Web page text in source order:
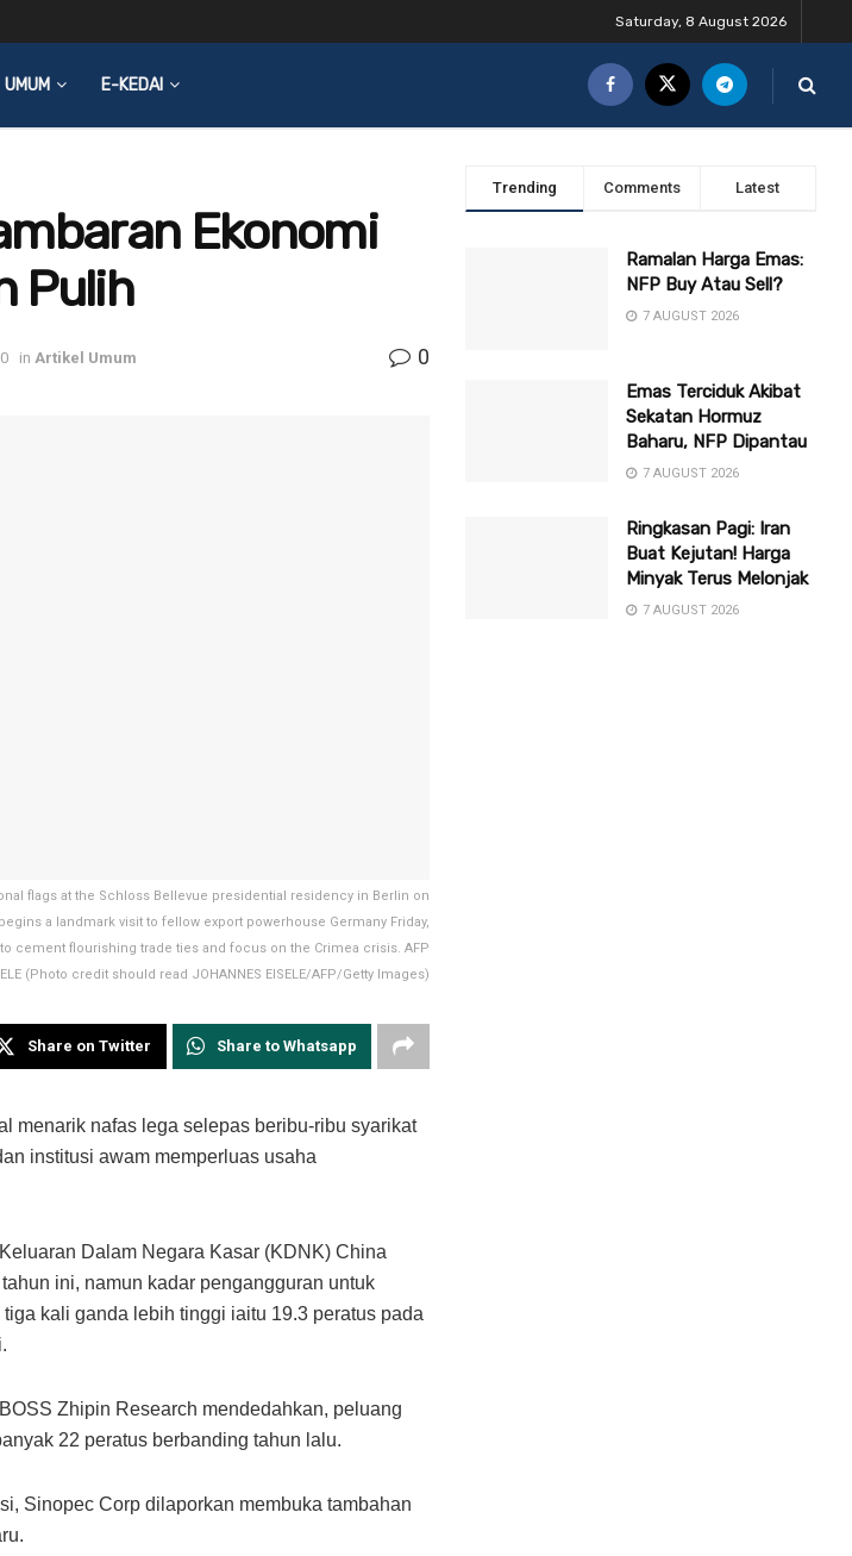
Saturday, 8 August 2026
UMUM E-KEDAI
Ekonomi
Pulih
in Artikel Umum 0
flags at the Schloss Bellevue presidential residency in Berlin on
a landmark visit to fellow export powerhouse Germany Friday,
cement flourishing trade ties and focus on the Crimea crisis. AFP
(Photo credit should read JOHANNES EISELE/AFP/Getty Images)
Share on Twitter Share to Whatsapp
menarik nafas lega selepas beribu-ribu syarikat
institusi awam memperluas usaha
Dalam Negara Kasar (KDNK) China
ini, namun kadar pengangguran untuk
kali ganda lebih tinggi iaitu 19.3 peratus pada
Zhipin Research mendedahkan, peluang
22 peratus berbanding tahun lalu.
Sinopec Corp dilaporkan membuka tambahan
Trending Comments Latest
Ramalan Harga Emas:
NFP Buy Atau Sell?
7 AUGUST 2026
Emas Terciduk Akibat
Sekatan Hormuz
Baharu, NFP Dipantau
7 AUGUST 2026
Ringkasan Pagi: Iran
Buat Kejutan! Harga
Minyak Terus Melonjak
7 AUGUST 2026